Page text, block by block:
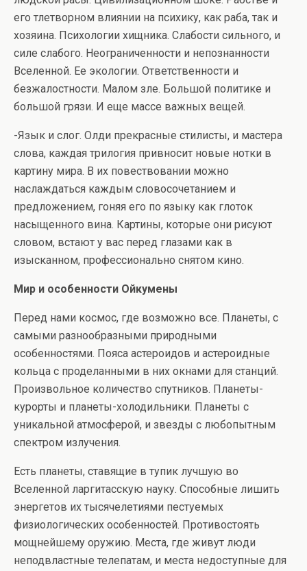
его тлетворном влиянии на психику, как раба, так и
хозяина. Психологии хищника. Слабости сильного, и
силе слабого. Неограниченности и непознанности
Вселенной. Ее экологии. Ответственности и
безжалостности. Малом зле. Большой политике и
большой грязи. И еще массе важных вещей.
-Язык и слог. Олди прекрасные стилисты, и мастера
слова, каждая трилогия привносит новые нотки в
картину мира. В их повествовании можно
наслаждаться каждым словосочетанием и
предложением, гоняя его по языку как глоток
насыщенного вина. Картины, которые они рисуют
словом, встают у вас перед глазами как в
изысканном, профессионально снятом кино.
Мир и особенности Ойкумены
Перед нами космос, где возможно все. Планеты, с
самыми разнообразными природными
особенностями. Пояса астероидов и астероидные
кольца с проделанными в них окнами для станций.
Произвольное количество спутников. Планеты-
курорты и планеты-холодильники. Планеты с
уникальной атмосферой, и звезды с любопытным
спектром излучения.
Есть планеты, ставящие в тупик лучшую во
Вселенной ларгитасскую науку. Способные лишить
энергетов их тысячелетиями пестуемых
физиологических особенностей. Противостоять
мощнейшему оружию. Места, где живут люди
неподвластные телепатам, и места недоступные для